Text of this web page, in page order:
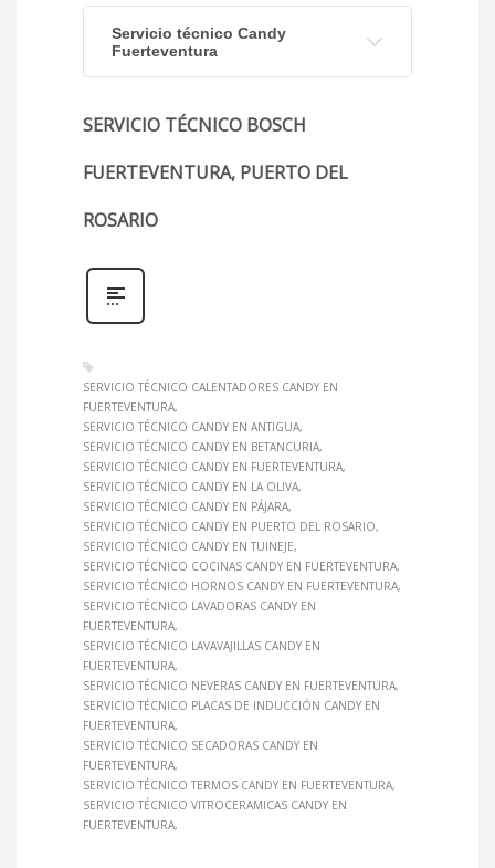
Servicio técnico Candy
Fuerteventura
SERVICIO TÉCNICO BOSCH
FUERTEVENTURA, PUERTO DEL
ROSARIO
SERVICIO TÉCNICO CALENTADORES CANDY EN
FUERTEVENTURA
SERVICIO TÉCNICO CANDY EN ANTIGUA
SERVICIO TÉCNICO CANDY EN BETANCURIA
SERVICIO TÉCNICO CANDY EN FUERTEVENTURA
SERVICIO TÉCNICO CANDY EN LA OLIVA
SERVICIO TÉCNICO CANDY EN PÁJARA
SERVICIO TÉCNICO CANDY EN PUERTO DEL ROSARIO
SERVICIO TÉCNICO CANDY EN TUINEJE
SERVICIO TÉCNICO COCINAS CANDY EN FUERTEVENTURA
SERVICIO TÉCNICO HORNOS CANDY EN FUERTEVENTURA
SERVICIO TÉCNICO LAVADORAS CANDY EN
FUERTEVENTURA
SERVICIO TÉCNICO LAVAVAJILLAS CANDY EN
FUERTEVENTURA
SERVICIO TÉCNICO NEVERAS CANDY EN FUERTEVENTURA
SERVICIO TÉCNICO PLACAS DE INDUCCIÓN CANDY EN
FUERTEVENTURA
SERVICIO TÉCNICO SECADORAS CANDY EN
FUERTEVENTURA
SERVICIO TÉCNICO TERMOS CANDY EN FUERTEVENTURA
SERVICIO TÉCNICO VITROCERAMICAS CANDY EN
FUERTEVENTURA